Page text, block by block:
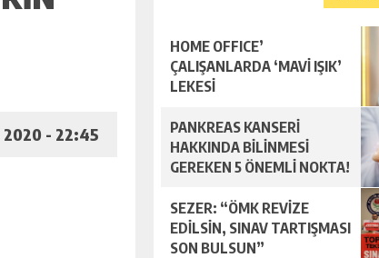
2020 - 22:45
HOME OFFICE’
ÇALIŞANLARDA ‘MAVİ IŞIK’
LEKESİ
PANKREAS KANSERİ
HAKKINDA BİLİNMESİ
GEREKEN 5 ÖNEMLİ NOKTA!
SEZER: “ÖMK REVİZE
EDİLSİN, SINAV TARTIŞMASI
SON BULSUN”